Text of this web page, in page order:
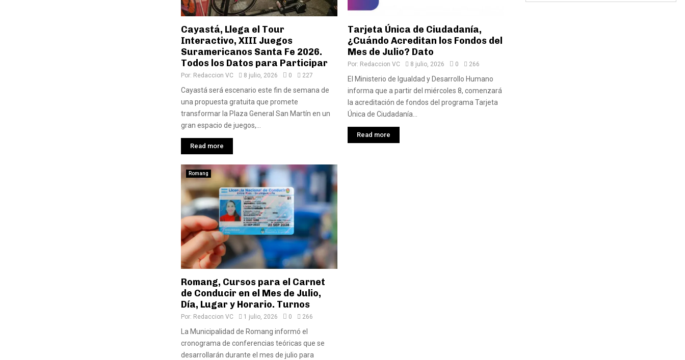
Cayastá, Llega el Tour
Interactivo, XIII Juegos
Suramericanos Santa Fe 2026.
Todos los Datos para Participar
Por: Redaccion VC 8 julio, 2026 0 227
Cayastá será escenario este fin de semana de
una propuesta gratuita que promete
transformar la Plaza General San Martín en un
gran espacio de juegos,...
Read more
Tarjeta Única de Ciudadanía,
¿Cuándo Acreditan los Fondos del
Mes de Julio? Dato
Por: Redaccion VC 8 julio, 2026 0 266
El Ministerio de Igualdad y Desarrollo Humano
informa que a partir del miércoles 8, comenzará
la acreditación de fondos del programa Tarjeta
Única de Ciudadanía...
Read more
Romang
Romang, Cursos para el Carnet
de Conducir en el Mes de Julio,
Día, Lugar y Horario. Turnos
Por: Redaccion VC 1 julio, 2026 0 266
La Municipalidad de Romang informó el
cronograma de conferencias teóricas que se
desarrollarán durante el mes de julio para